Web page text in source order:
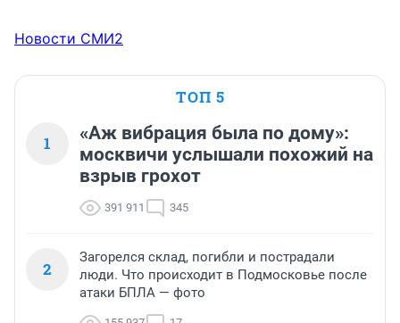
Новости СМИ2
ТОП 5
1
«Аж вибрация была по дому»:
москвичи услышали похожий на
взрыв грохот
391 911 345
2
Загорелся склад, погибли и пострадали
люди. Что происходит в Подмосковье после
атаки БПЛА — фото